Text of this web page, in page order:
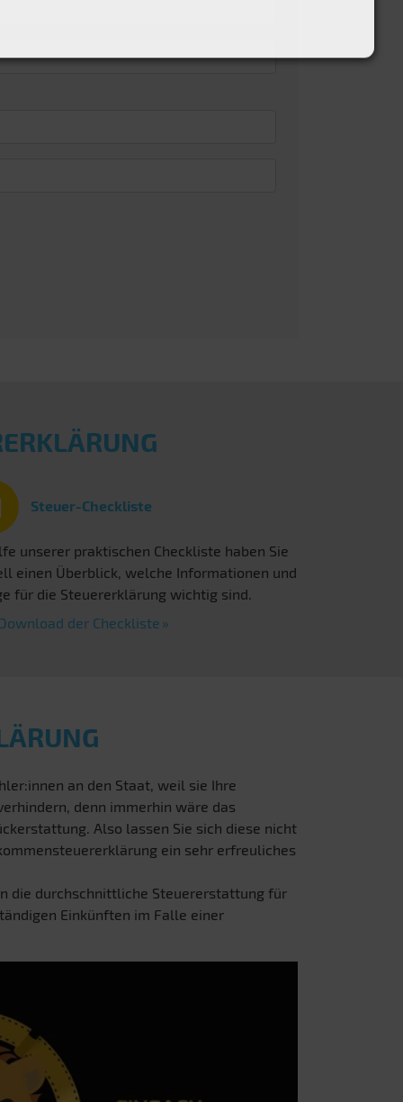
Steuer-Checkliste
unserer praktischen Checkliste haben Sie
einen Überblick, welche Informationen und
für die Steuererklärung wichtig sind.
der Checkliste
an den Staat, weil sie Ihre
denn immerhin wäre das
Also lassen Sie sich diese nicht
ein sehr erfreuliches
die durchschnittliche Steuererstattung für
Einkünften im Falle einer